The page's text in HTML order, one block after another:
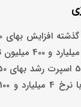
تجربه کرد تا